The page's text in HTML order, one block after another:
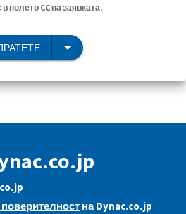
полето CC на заявката.
на Dynac.co.jp